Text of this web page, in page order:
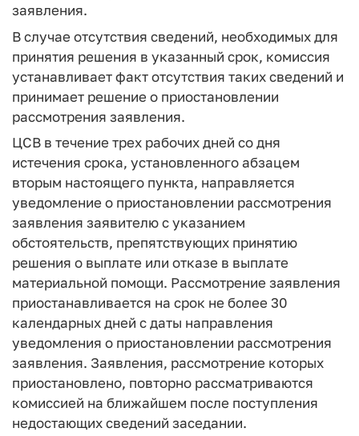
заявления.
В случае отсутствия сведений, необходимых для
принятия решения в указанный срок, комиссия
устанавливает факт отсутствия таких сведений и
принимает решение о приостановлении
рассмотрения заявления.
ЦСВ в течение трех рабочих дней со дня
истечения срока, установленного абзацем
вторым настоящего пункта, направляется
уведомление о приостановлении рассмотрения
заявления заявителю с указанием
обстоятельств, препятствующих принятию
решения о выплате или отказе в выплате
материальной помощи. Рассмотрение заявления
приостанавливается на срок не более 30
календарных дней с даты направления
уведомления о приостановлении рассмотрения
заявления. Заявления, рассмотрение которых
приостановлено, повторно рассматриваются
комиссией на ближайшем после поступления
недостающих сведений заседании.